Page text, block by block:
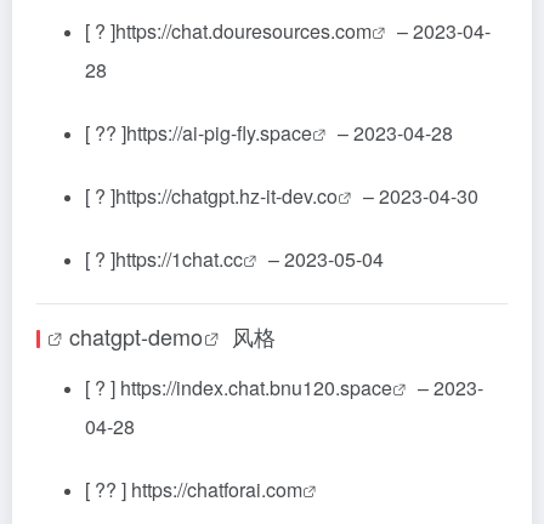
[ ? ]https://chat.douresources.com
– 2023-04-
28
[ ?? ]https://ai-pig-fly.space – 2023-04-28
[ ? ]https://chatgpt.hz-it-dev.co – 2023-04-30
[ ? ]https://1chat.cc – 2023-05-04
chatgpt-demo 风格
[ ? ] https://index.chat.bnu120.space
– 2023-
04-28
[ ?? ] https://chatforai.com